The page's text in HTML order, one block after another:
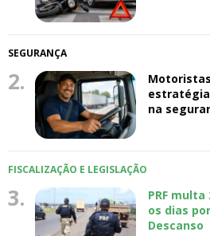
SEGURANÇA
2.
na
FISCALIZAÇÃO E LEGISLAÇÃO
3.
PRF
os dias
Descanso